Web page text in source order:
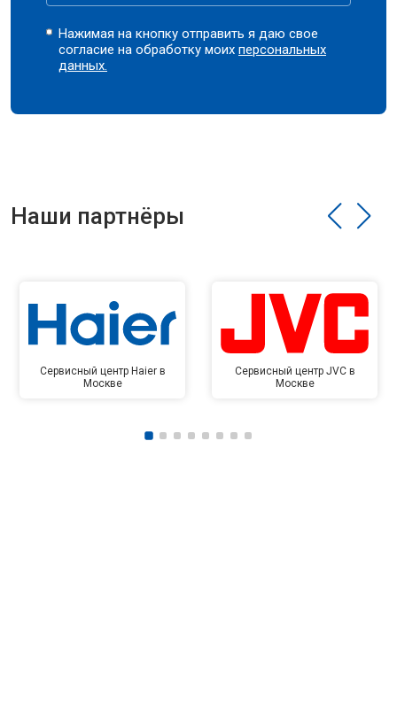
Нажимая на кнопку отправить я даю свое
согласие на обработку моихперсональных
данных.
Наши партнёры
Сервисный центр Haier в
Москве
Сервисный центр JVC в
Москве